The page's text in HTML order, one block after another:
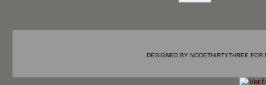
DESIGNED BY NODETHIRTYTHREE FOR